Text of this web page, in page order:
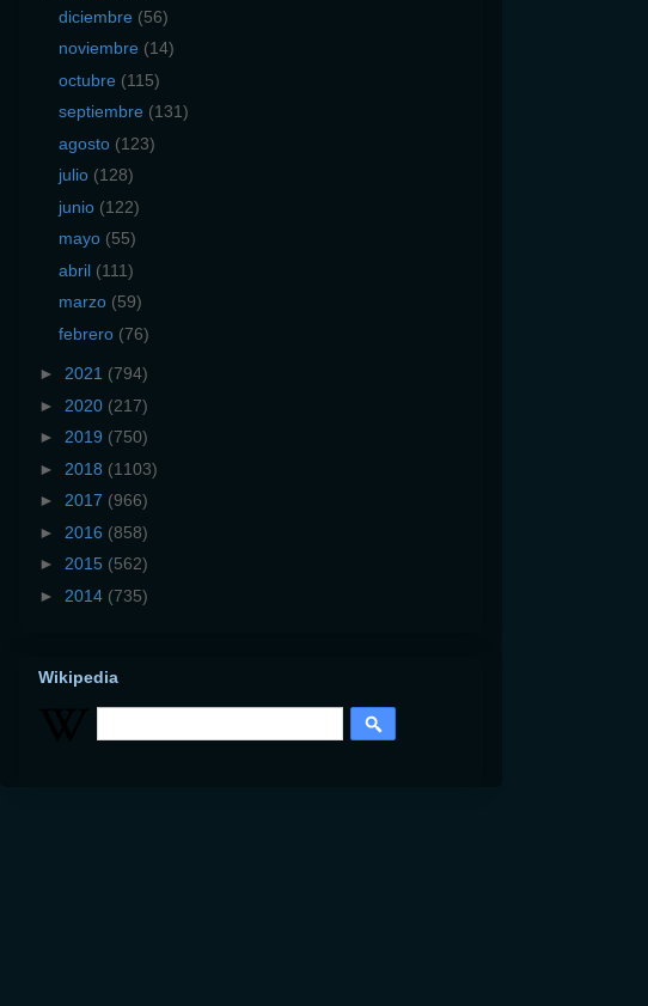
diciembre (56)
noviembre (14)
octubre (115)
septiembre (131)
agosto (123)
julio (128)
junio (122)
mayo (55)
abril (111)
marzo (59)
febrero (76)
► 2021 (794)
► 2020 (217)
► 2019 (750)
► 2018 (1103)
► 2017 (966)
► 2016 (858)
► 2015 (562)
► 2014 (735)
Wikipedia